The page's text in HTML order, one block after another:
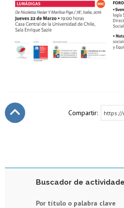
Compartir:
Buscador de
Por título o palabra clave